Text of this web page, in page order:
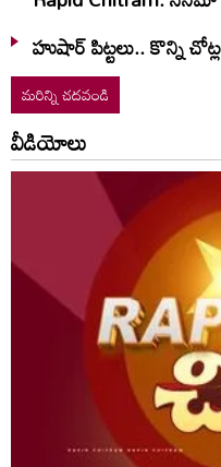
హుషార్‌ పిట్టలు.. కొన్ని చోట్ల
మరిన్ని చదవండి
వీడియోలు